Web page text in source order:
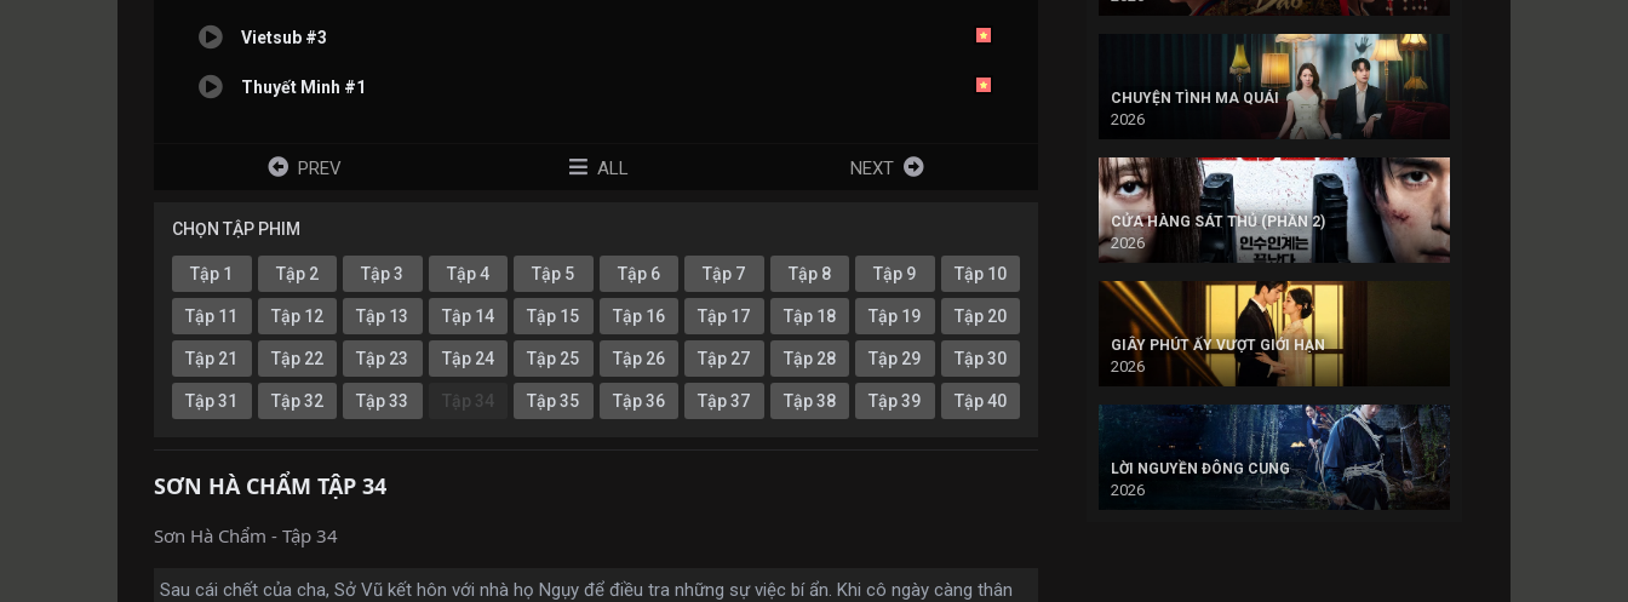
Vietsub #3
Thuyết Minh #1
PREV ALL NEXT
CHỌN TẬP PHIM
Tập 1 Tập 2 Tập 3 Tập 4 Tập 5 Tập 6 Tập 7 Tập 8 Tập 9 Tập 10
Tập 11 Tập 12 Tập 13 Tập 14 Tập 15 Tập 16 Tập 17 Tập 18 Tập 19 Tập 20
Tập 21 Tập 22 Tập 23 Tập 24 Tập 25 Tập 26 Tập 27 Tập 28 Tập 29 Tập 30
Tập 31 Tập 32 Tập 33 Tập 34 Tập 35 Tập 36 Tập 37 Tập 38 Tập 39 Tập 40
SƠN HÀ CHẨM TẬP 34
Sơn Hà Chẩm - Tập 34
Sau cái chết của cha, Sở Vũ kết hôn với nhà họ Ngụy để điều tra những sự việc bí ẩn. Khi cô ngày càng thân
CHUYỆN TÌNH MA QUÁI
2026
CỬA HÀNG SÁT THỦ (PHẦN 2)
2026
GIÂY PHÚT ẤY VƯỢT GIỚI HẠN
2026
LỜI NGUYỀN ĐÔNG CUNG
2026